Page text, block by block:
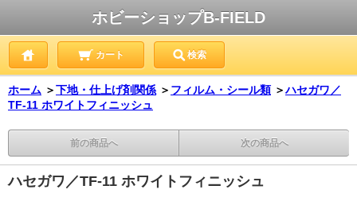
ホビーショップB-FIELD
カート 検索
ホーム ＞下地・仕上げ剤関係 ＞ フィルム・シール類 ＞ハセガワ／
TF-11 ホワイトフィニッシュ
前の商品へ 次の商品へ
ハセガワ／TF-11 ホワイトフィニッシュ